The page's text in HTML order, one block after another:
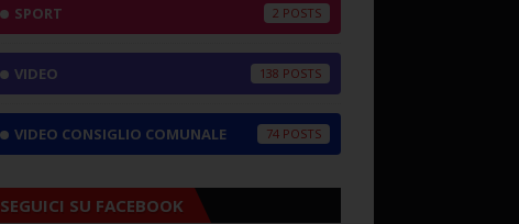
SPORT 2
VIDEO 138
VIDEO CONSIGLIO COMUNALE 74
SEGUICI SU FACEBOOK